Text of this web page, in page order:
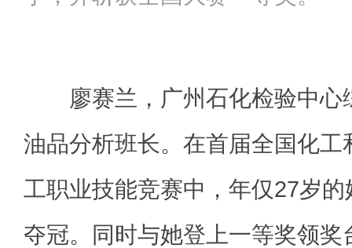
廖赛兰，广州石化检验中心
油品分析班长。在首届全国化工
工职业技能竞赛中，年仅27岁
夺冠。同时与她登上一等奖领